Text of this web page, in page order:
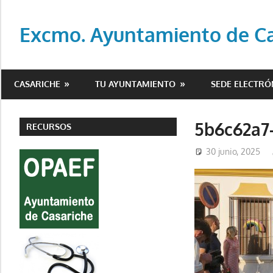
contenido
Excmo. Ayuntamiento de
del
de
Casariche
CASARICHE TU AYUNTAMIENTO SEDE
30 junio, 2025
RECURSOS